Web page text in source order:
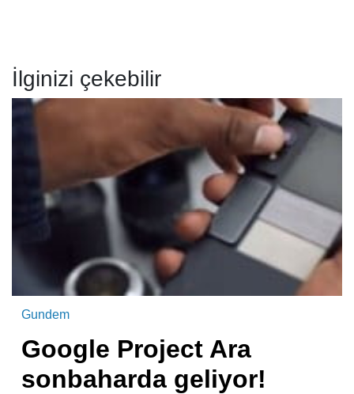
İlginizi çekebilir
Gundem
Google Project Ara
sonbaharda geliyor!